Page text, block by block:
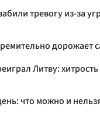
тревогу из-за
дорожает
Литву:
что можно и